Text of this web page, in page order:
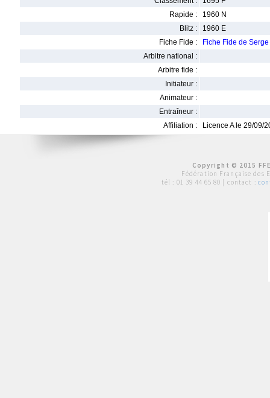
Rapide :
1960 N
Blitz :
1960 E
Fiche Fide :
Fiche Fide de
Arbitre national :
Arbitre fide :
Initiateur :
Animateur :
Entraîneur :
Affiliation :
Licence A le 29/09/
Copyright © 2015
Fédération Française des
tél : 01 39 44 65 80 | contact :